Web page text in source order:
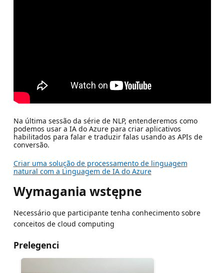
Na última sessão da série de NLP, entenderemos como
podemos usar a IA do Azure para criar aplicativos
habilitados para falar e traduzir falas usando as APIs de
conversão.
Criar uma solução de processamento de linguagem
natural com a Linguagem de IA do Azure
Wymagania wstępne
Necessário que participante tenha conhecimento sobre
conceitos de cloud computing
Prelegenci